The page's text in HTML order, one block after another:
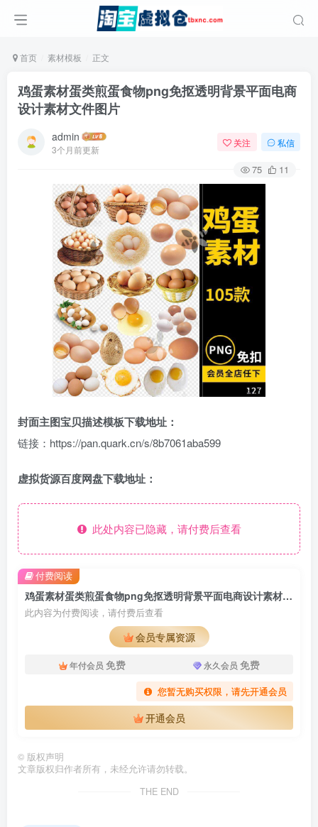
首页 素材模板 正文
鸡蛋素材蛋类煎蛋食物png免抠透明背景平面电商
设计素材文件图片
admin
3个月前更新
关注 私信
75 11
封面主图宝贝描述模板下载地址：
链接：https://pan.quark.cn/s/8b7061aba599
虚拟货源百度网盘下载地址：
此处内容已隐藏，请付费后查看
鸡蛋素材蛋类煎蛋食物png免抠透明背景平面电商设计素材文件图片
此内容为付费阅读，请付费后查看
会员专属资源
年付会员 免费 永久会员 免费
您暂无购买权限，请先开通会员
开通会员
付费阅读
© 版权声明
文章版权归作者所有，未经允许请勿转载。
THE END